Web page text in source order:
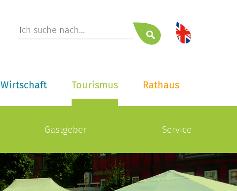
Rathaus
Tourismus
Gastgeber Service
Wirtschaft